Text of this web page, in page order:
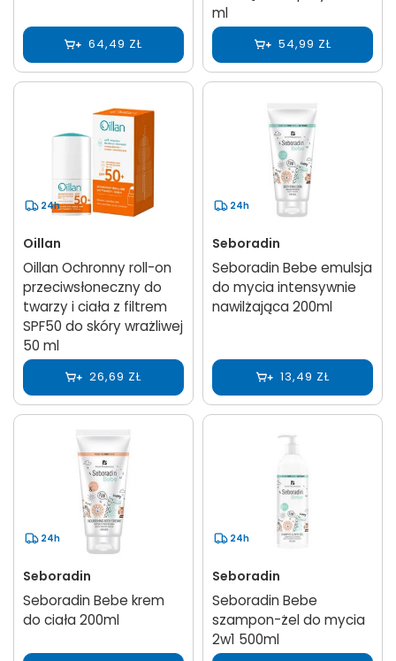
64,49 ZŁ
ml
54,99 ZŁ
24h
Oillan
Oillan Ochronny roll-on
przeciwsłoneczny do
twarzy i ciała z filtrem
SPF50 do skóry wrażliwej
50 ml
26,69 ZŁ
24h
Seboradin
Seboradin Bebe emulsja
do mycia intensywnie
nawilżająca 200ml
13,49 ZŁ
24h
Seboradin
Seboradin Bebe krem
do ciała 200ml
24h
Seboradin
Seboradin Bebe
szampon-żel do mycia
2w1 500ml